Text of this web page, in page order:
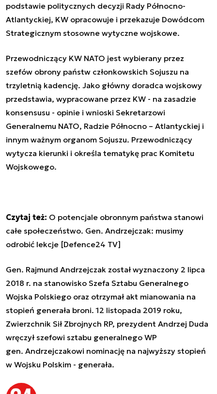
podstawie politycznych decyzji Rady Północno-
Atlantyckiej, KW opracowuje i przekazuje Dowódcom
Strategicznym stosowne wytyczne wojskowe.
Przewodniczący KW NATO jest wybierany przez
szefów obrony państw członkowskich Sojuszu na
trzyletnią kadencję. Jako główny doradca wojskowy
przedstawia, wypracowane przez KW - na zasadzie
konsensusu - opinie i wnioski Sekretarzowi
Generalnemu NATO, Radzie Północno – Atlantyckiej i
innym ważnym organom Sojuszu. Przewodniczący
wytycza kierunki i określa tematykę prac Komitetu
Wojskowego.
Czytaj też: O potencjale obronnym państwa stanowi
całe społeczeństwo. Gen. Andrzejczak: musimy
odrobić lekcje [Defence24 TV]
Gen. Rajmund Andrzejczak został wyznaczony 2 lipca
2018 r. na stanowisko Szefa Sztabu Generalnego
Wojska Polskiego oraz otrzymał akt mianowania na
stopień generała broni. 12 listopada 2019 roku,
Zwierzchnik Sił Zbrojnych RP, prezydent Andrzej Duda
wręczył szefowi sztabu generalnego WP
gen. Andrzejczakowi nominację na najwyższy stopień
w Wojsku Polskim - generała.